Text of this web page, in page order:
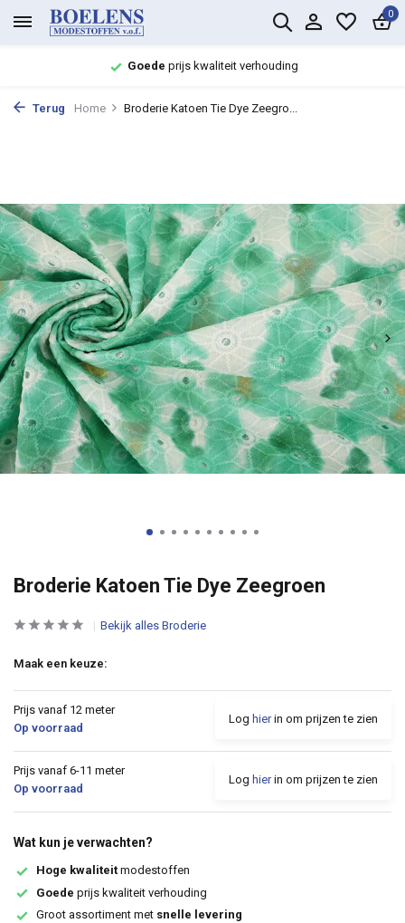
0
Goede prijs kwaliteit verhouding
Terug Home Broderie Katoen Tie Dye Zeegro...
Broderie Katoen Tie Dye Zeegroen
Bekijk alles Broderie
Maak een keuze:
Prijs vanaf 12 meter
Op voorraad
Log hierin om prijzen te zien
Prijs vanaf 6-11 meter
Op voorraad
Log hierin om prijzen te zien
Wat kun je verwachten?
Hoge kwaliteit modestoffen
Goede prijs kwaliteit verhouding
Groot assortiment met snelle levering